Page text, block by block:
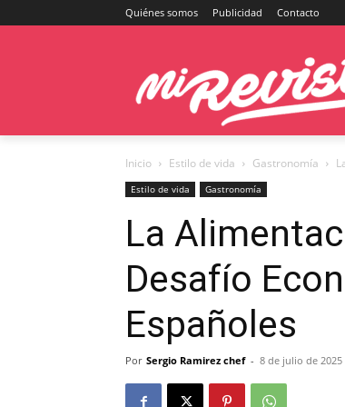
Quiénes somos Publicidad Contacto
Inicio Estilo de vida Gastronomía
Estilo de vida Gastronomía
La
Desafío
Españoles
Por Sergio Ramirez chef - 8 de julio de 2025